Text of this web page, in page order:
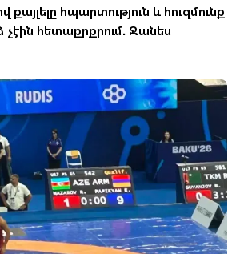
քայլելը հպարտություն և հուզմունք
չէին հետաքրքրում. Ջանես